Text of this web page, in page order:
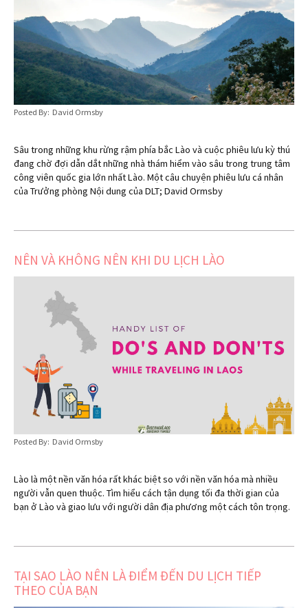
Posted By: David Ormsby
Sâu trong những khu rừng rậm phía bắc Lào và cuộc phiêu lưu kỳ thú
đang chờ đợi dẫn dắt những nhà thám hiểm vào sâu trong trung tâm
công viên quốc gia lớn nhất Lào. Một câu chuyện phiêu lưu cá nhân
của Trưởng phòng Nội dung của DLT; David Ormsby
NÊN VÀ KHÔNG NÊN KHI DU LỊCH LÀO
Posted By: David Ormsby
Lào là một nền văn hóa rất khác biệt so với nền văn hóa mà nhiều
người vẫn quen thuộc. Tìm hiểu cách tận dụng tối đa thời gian của
bạn ở Lào và giao lưu với người dân địa phương một cách tôn trọng.
TẠI SAO LÀO NÊN LÀ ĐIỂM ĐẾN DU LỊCH TIẾP
THEO CỦA BẠN